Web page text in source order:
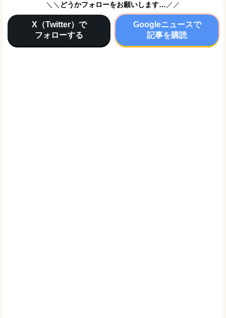
＼＼ どうかフォローをお願いします…／／
X（Twitter）で
フォローする
Googleニュースで
記事を購読